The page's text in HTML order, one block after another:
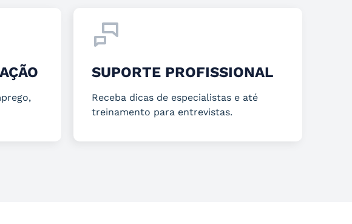
SUPORTE PROFISSIONAL
Receba dicas de especialistas e até
treinamento para entrevistas.